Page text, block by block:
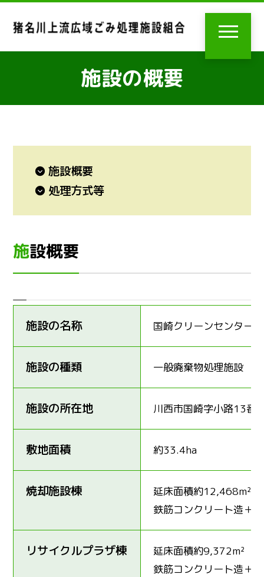
施設の概要
施設概要
処理方式等
施設概要
施設の名称 国崎クリーンセンター
施設の種類 一般廃棄物処理施設
施設の所在地 川西市国崎字小路13番
敷地面積 約33.4ha
焼却施設棟
延床面積約12,468m²
鉄筋コンクリート造＋
リサイクルプラザ棟
延床面積約9,372m²
鉄筋コンクリート造＋